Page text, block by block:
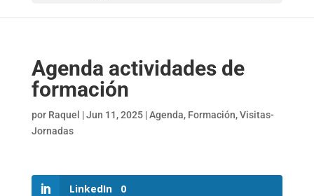
Agenda actividades de
formación
por Raquel |Jun 11, 2025|Agenda, Formación,Visitas-
Jornadas
LinkedIn 0